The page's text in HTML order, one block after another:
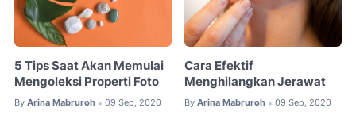
5 Tips Saat Akan Memulai
Mengoleksi Properti Foto
By Arina Mabruroh • 09 Sep, 2020
Cara Efektif
Menghilangkan Jerawat
By Arina Mabruroh • 09 Sep, 2020